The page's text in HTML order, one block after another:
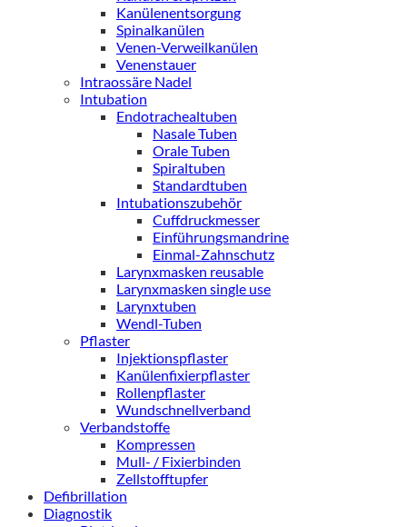
Kanülenentsorgung
Spinalkanülen
Venen-Verweilkanülen
Venenstauer
Intraossäre Nadel
Intubation
Endotrachealtuben
Nasale Tuben
Orale Tuben
Spiraltuben
Standardtuben
Intubationszubehör
Cuffdruckmesser
Einführungsmandrine
Einmal-Zahnschutz
Larynxmasken reusable
Larynxmasken single use
Larynxtuben
Wendl-Tuben
Pflaster
Injektionspflaster
Kanülenfixierpflaster
Rollenpflaster
Wundschnellverband
Verbandstoffe
Kompressen
Mull- / Fixierbinden
Zellstofftupfer
Defibrillation
Diagnostik